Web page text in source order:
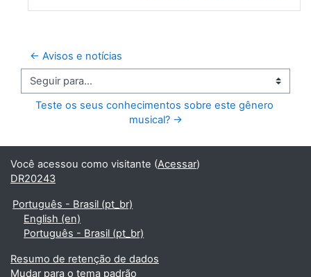
← Avisos e notícias
Seguir para...
Teste os seus conhecimentos sobre este gênero
musical? →
Você acessou como visitante (Acessar)
DR20243
Português - Brasil ‎(pt_br)‎
English ‎(en)‎
Português - Brasil ‎(pt_br)‎
Resumo de retenção de dados
Mudar para o tema padrão